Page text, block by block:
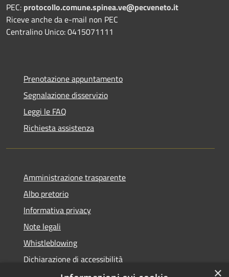
PEC: protocollo.comune.spinea.ve@pecveneto.it
Riceve anche da e-mail non PEC
Centralino Unico: 0415071111
Prenotazione appuntamento
Segnalazione disservizio
Leggi le FAQ
Richiesta assistenza
Amministrazione trasparente
Albo pretorio
Informativa privacy
Note legali
Whistleblowing
Dichiarazione di accessibilità
×